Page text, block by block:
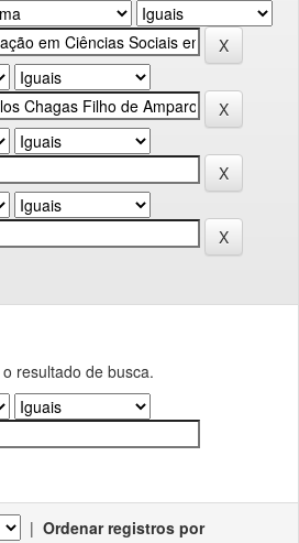
resultado de busca.
| Ordenar registros por